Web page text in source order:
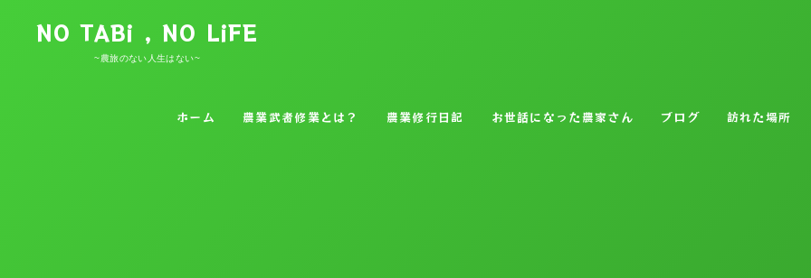
NO TABi , NO LiFE
~農旅のない人生はない~
ホーム 農業武者修業とは？ 農業修行日記 お世話になった農家さん ブログ 訪れた場所